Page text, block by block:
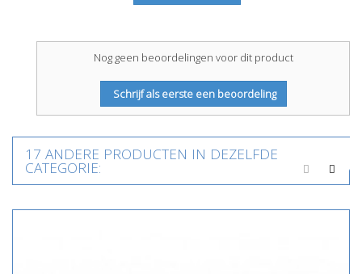
Nog geen beoordelingen voor dit product
Schrijf als eerste een beoordeling
17 ANDERE PRODUCTEN IN DEZELFDE
CATEGORIE: